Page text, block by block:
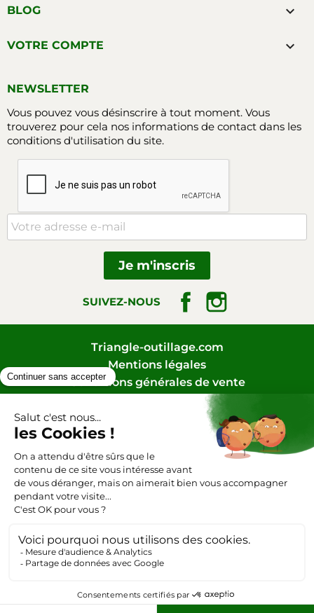
BLOG 
VOTRE COMPTE 
NEWSLETTER
Vous pouvez vous désinscrire à tout moment. Vous
trouverez pour cela nos informations de contact dans les
conditions d'utilisation du site.
SUIVEZ-NOUS Facebook
Triangle-outillage.com
Mentions légales
Conditions générales de vente